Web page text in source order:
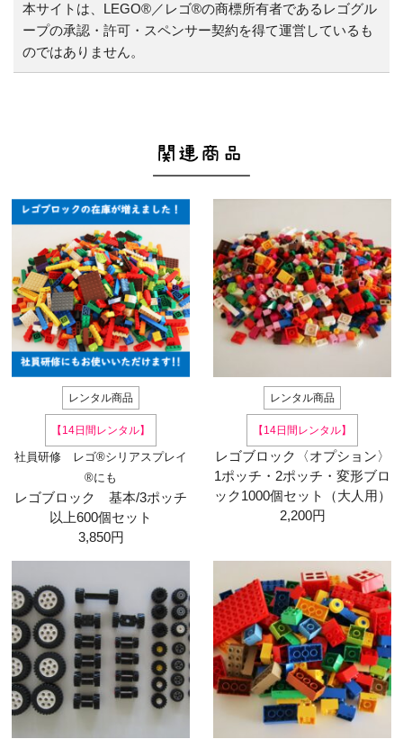
本サイトは、LEGO®／レゴ®の商標所有者であるレゴグル
ープの承認・許可・スペンサー契約を得て運営しているも
のではありません。
レンタル商品
【14日間レンタル】
社員研修 レゴ®シリアスプレイ
®にも
レゴブロック 基本/3ポッチ
以上600個セット
3,850円
レンタル商品
【14日間レンタル】
レゴブロック〈オプション〉
1ポッチ・2ポッチ・変形ブロ
ック1000個セット（大人用）
2,200円